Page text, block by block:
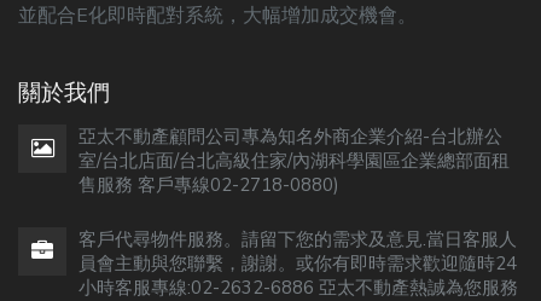
並配合E化即時配對系統，大幅增加成交機會。
關於我們
亞太不動產顧問公司專為知名外商企業介紹-台北辦公
室/台北店面/台北高級住家/內湖科學園區企業總部面租
售服務 客戶專線02-2718-0880)
客戶代尋物件服務。請留下您的需求及意見.當日客服人
員會主動與您聯繫，謝謝。或你有即時需求歡迎隨時24
小時客服專線:02-2632-6886 亞太不動產熱誠為您服務